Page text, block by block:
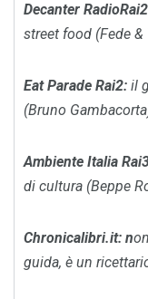
Decanter RadioRai2
street food (Fede &
Eat Parade Rai2: il
(Bruno
Ambiente Italia
di cultura (Beppe
Chronicalibri.it: n
guida, è un